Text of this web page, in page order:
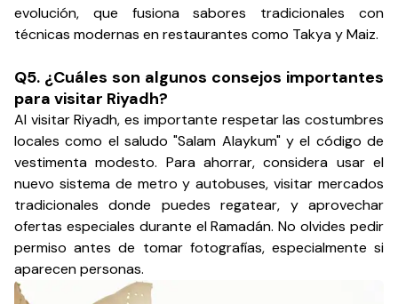
evolución, que fusiona sabores tradicionales con
técnicas modernas en restaurantes como Takya y Maiz.
Q5. ¿Cuáles son algunos consejos importantes
para visitar Riyadh?
Al visitar Riyadh, es importante respetar las costumbres
locales como el saludo "Salam Alaykum" y el código de
vestimenta modesto. Para ahorrar, considera usar el
nuevo sistema de metro y autobuses, visitar mercados
tradicionales donde puedes regatear, y aprovechar
ofertas especiales durante el Ramadán. No olvides pedir
permiso antes de tomar fotografías, especialmente si
aparecen personas.